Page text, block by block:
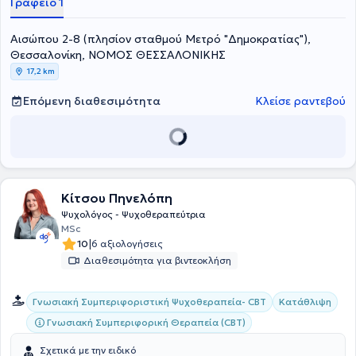
Κλινική Ενηλίκων και είναι κάτοχος άδειας ασκήσεως
επαγγέλματος Ψυχολόγου. Η Ψυχολόγος διαθέτει πολυετή εμπειρία
στο χώρο της Υγείας. Στο ιδιωτικό της γραφείο αναλαμβάνει
πλήθος περιστατικών έχοντας στο επίκεντρο την καλύτερη δυνατή
εξυπηρέτηση των εξατομικευμένων αναγκών κάθε ανθρώπου που
αναλαμβάνει.
Αισώπου 2-8 (πλησίον σταθμού Μετρό "Δημοκρατίας"),
Θεσσαλονίκη, ΝΟΜΟΣ ΘΕΣΣΑΛΟΝΙΚΗΣ
17,2 km
Επόμενη διαθεσιμότητα Κλείσε ραντεβού
Κίτσου Πηνελόπη
Ψυχολόγος - Ψυχοθεραπεύτρια
MSc
10|6 αξιολογήσεις
Διαθεσιμότητα για βιντεοκλήση
Γνωσιακή Συμπεριφοριστική Ψυχοθεραπεία- CBT
Κατάθλιψη
Γνωσιακή Συμπεριφορική Θεραπεία (CBT)
Σχετικά με την ειδικό